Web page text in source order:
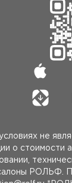
не
о стоимости
РОЛЬФ.